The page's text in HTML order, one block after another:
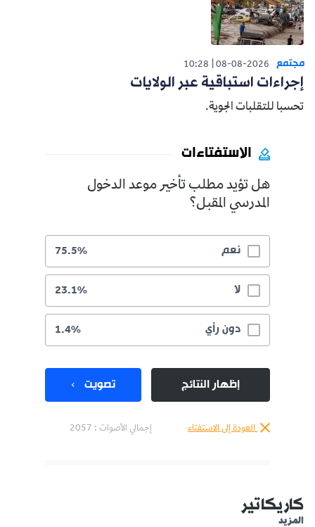
مجتمع 08-08-2026
10:28
إجراءات استباقية عبر الولايات
تحسبا للتقلبات الجوية.
الاستفتاءات
هل تؤيد مطلب تأخير موعد الدخول
المدرسي المقبل؟
نعم 75.5%
لا 23.1%
دون رأي 1.4%
إظهار النتائج تصويت
العودة إلى الاستفتاء إجمالي الأصوات : 2057
كاريكاتير
المزيد